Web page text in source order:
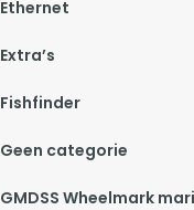
Ethernet
Extra’s
Fishfinder
Geen categorie
GMDSS Wheelmark